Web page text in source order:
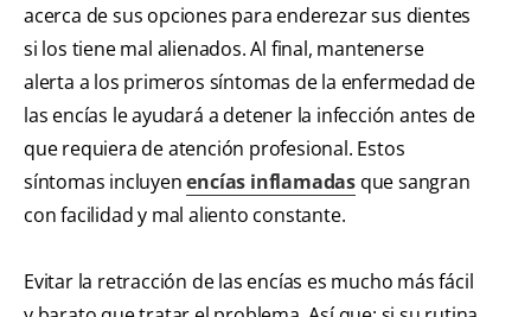
acerca de sus opciones para enderezar sus dientes
si los tiene mal alienados. Al final, mantenerse
alerta a los primeros síntomas de la enfermedad de
las encías le ayudará a detener la infección antes de
que requiera de atención profesional. Estos
síntomas incluyenencías inflamadas que sangran
con facilidad y mal aliento constante.
Evitar la retracción de las encías es mucho más fácil